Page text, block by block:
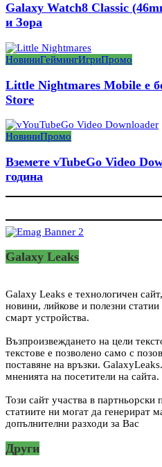
Galaxy Watch8 Classic
и Зора
НовиниГеймингИгриПромо
Little Nightmares Mobile е
Store
НовиниПромо
Вземете vTubeGo Video
година
Galaxy Leaks
Galaxy Leaks е технологичен
новини, лийкове и полезни
смарт устройства.
Възпроизвеждането на цели
текстове е позволено само с
поставяне на връзки.
мненията на посетители на сайта.
Този сайт участва в
статиите ни могат да генерират
допълнителни разходи за Вас
Други